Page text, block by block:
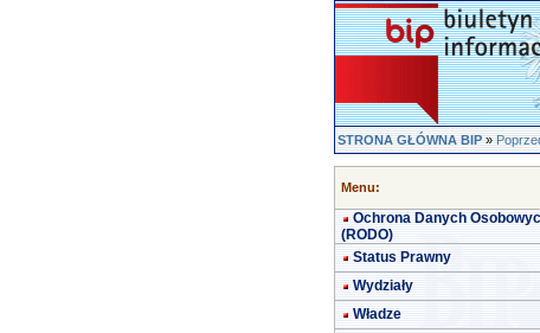
STRONA GŁÓWNA BIP»
Menu:
Ochrona Danych
(RODO)
Status Prawny
Wydziały
Władze